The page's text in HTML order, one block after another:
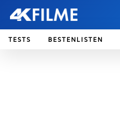
TESTS BESTENLISTEN